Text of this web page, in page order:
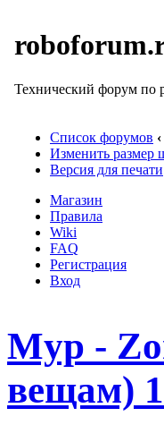
Технический форум по
Список форумов ‹
Изменить размер
Версия для печати
Магазин
Правила
Wiki
FAQ
Регистрация
Вход
Myp -
вещам)